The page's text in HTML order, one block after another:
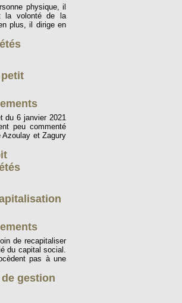
physique, il
la volonté de la
plus, il dirige en
du 6 janvier 2021
peu commenté
et Zagury
de recapitaliser
du capital social.
pas à une
gestion